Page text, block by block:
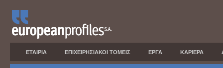
ΕΤΑΙΡΙΑ ΕΠΙΧΕΙΡΗΣΙΑΚΟΙ ΤΟΜΕΙΣ ΕΡΓΑ ΚΑΡΙΕΡΑ